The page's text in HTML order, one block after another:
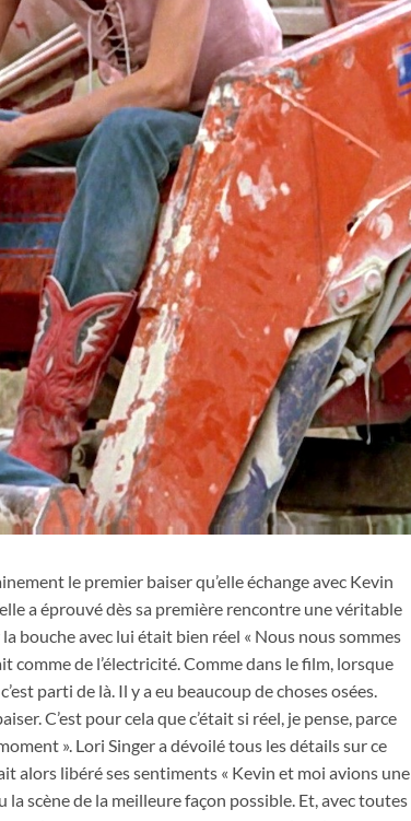
fétichistes des bottes
le premier baiser qu’elle échange avec Kevin
a éprouvé dès sa première rencontre une véritable
bouche avec lui était bien réel « Nous nous sommes
comme de l’électricité. Comme dans le film, lorsque
parti de là. Il y a eu beaucoup de choses osées.
C’est pour cela que c’était si réel, je pense, parce
». Lori Singer a dévoilé tous les détails sur ce
alors libéré ses sentiments « Kevin et moi avions une
scène de la meilleure façon possible. Et, avec toutes